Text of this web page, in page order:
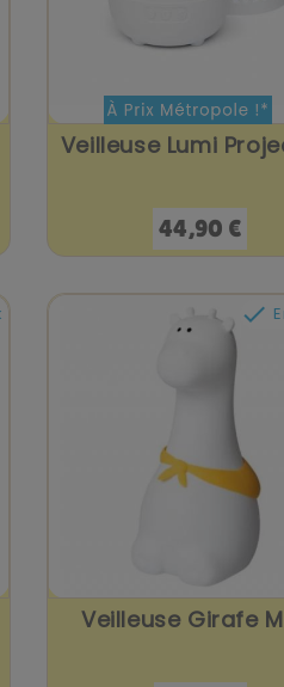
Veilleuse Lumi
Prix
44,90 €

Veilleuse Girafe